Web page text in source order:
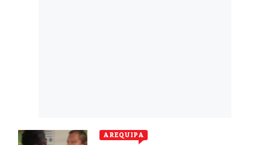
AREQUIPA